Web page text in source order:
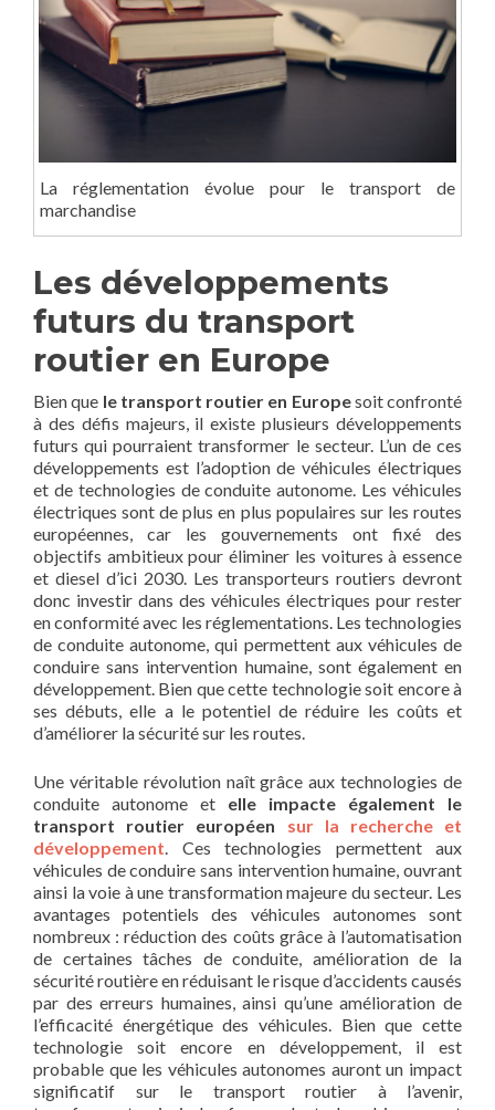
La réglementation évolue pour le transport de
marchandise
Les développements
futurs du transport
routier en Europe
Bien que le transport routier en Europesoit confronté
à des défis majeurs, il existe plusieurs développements
futurs qui pourraient transformer le secteur. L’un de ces
développements est l’adoption de véhicules électriques
et de technologies de conduite autonome. Les véhicules
électriques sont de plus en plus populaires sur les routes
européennes, car les gouvernements ont fixé des
objectifs ambitieux pour éliminer les voitures à essence
et diesel d’ici 2030. Les transporteurs routiers devront
donc investir dans des véhicules électriques pour rester
en conformité avec les réglementations. Les technologies
de conduite autonome, qui permettent aux véhicules de
conduire sans intervention humaine, sont également en
développement. Bien que cette technologie soit encore à
ses débuts, elle a le potentiel de réduire les coûts et
d’améliorer la sécurité sur les routes.
Une véritable révolution naît grâce aux technologies de
conduite autonome et elle impacte également le
transport routier européen sur la recherche et
développement. Ces technologies permettent aux
véhicules de conduire sans intervention humaine, ouvrant
ainsi la voie à une transformation majeure du secteur. Les
avantages potentiels des véhicules autonomes sont
nombreux : réduction des coûts grâce à l’automatisation
de certaines tâches de conduite, amélioration de la
sécurité routière en réduisant le risque d’accidents causés
par des erreurs humaines, ainsi qu’une amélioration de
l’efficacité énergétique des véhicules. Bien que cette
technologie soit encore en développement, il est
probable que les véhicules autonomes auront un impact
significatif sur le transport routier à l’avenir,